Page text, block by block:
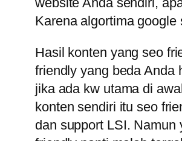
Karena algortima
Hasil konten yang seo
friendly yang beda Anda
jika ada kw utama di
konten sendiri itu seo
dan support LSI.